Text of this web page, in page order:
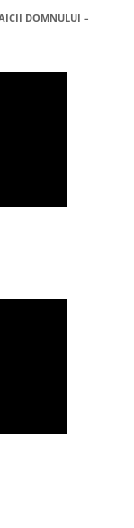
DOMNULUI –